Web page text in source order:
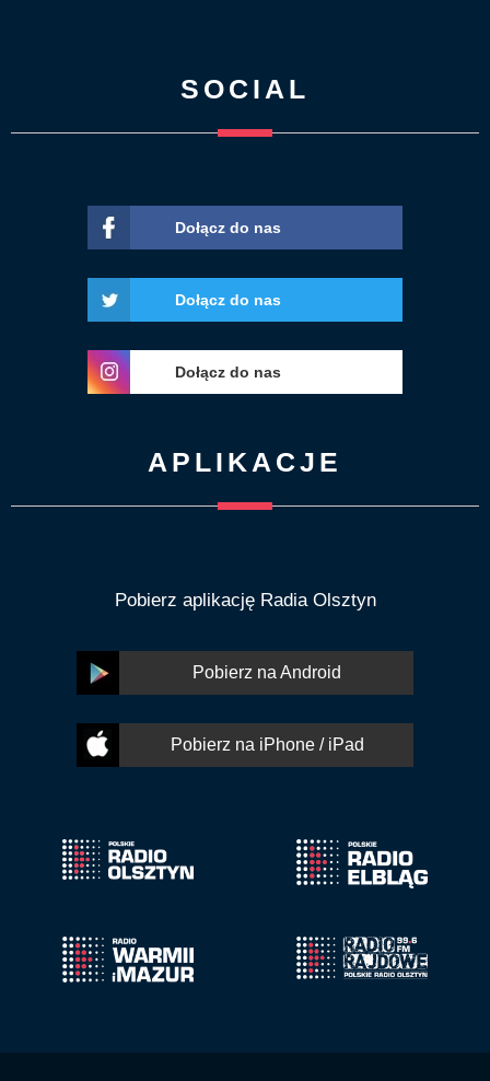
SOCIAL
Dołącz do nas
Dołącz do nas
Dołącz do nas
APLIKACJE
Pobierz aplikację Radia Olsztyn
Pobierz na Android
Pobierz na iPhone / iPad